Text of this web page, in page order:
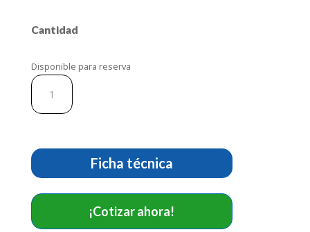
Cantidad
Disponible para reserva
Electrodo
desechable
Leep
(ASA).
Ref
03M11-
1007B130-
cantidad
Ficha técnica
¡Cotizar ahora!